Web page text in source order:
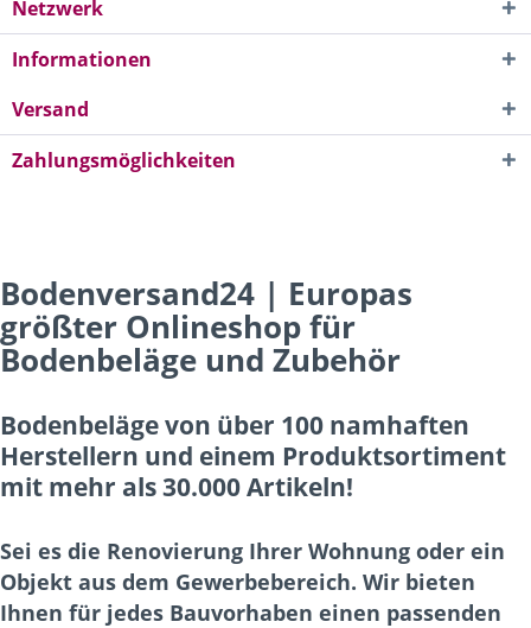
Netzwerk
Informationen
Versand
Zahlungsmöglichkeiten
Bodenversand24 | Europas
größter Onlineshop für
Bodenbeläge und Zubehör
Bodenbeläge von über 100 namhaften
Herstellern und einem Produktsortiment
mit mehr als 30.000 Artikeln!
Sei es die Renovierung Ihrer Wohnung oder ein
Objekt aus dem Gewerbebereich. Wir bieten
Ihnen für jedes Bauvorhaben einen passenden